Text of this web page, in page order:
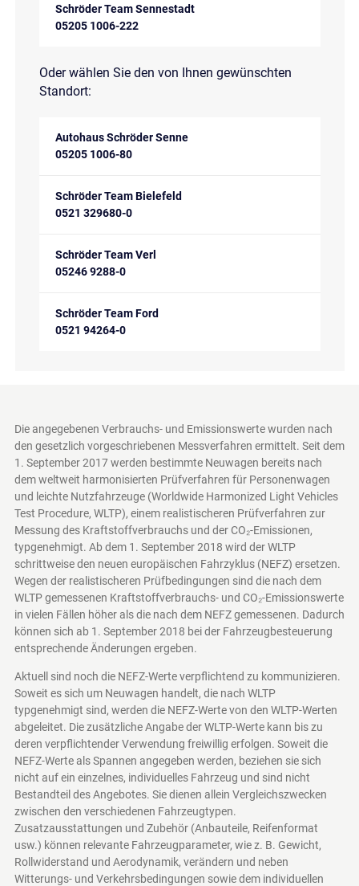
Schröder Team Sennestadt
05205 1006-222
Oder wählen Sie den von Ihnen gewünschten
Standort:
Autohaus Schröder Senne
05205 1006-80
Schröder Team Bielefeld
0521 329680-0
Schröder Team Verl
05246 9288-0
Schröder Team Ford
0521 94264-0
Die angegebenen Verbrauchs- und Emissionswerte wurden nach
den gesetzlich vorgeschriebenen Messverfahren ermittelt. Seit dem
1. September 2017 werden bestimmte Neuwagen bereits nach
dem weltweit harmonisierten Prüfverfahren für Personenwagen
und leichte Nutzfahrzeuge (Worldwide Harmonized Light Vehicles
Test Procedure, WLTP), einem realistischeren Prüfverfahren zur
Messung des Kraftstoffverbrauchs und der CO₂-Emissionen,
typgenehmigt. Ab dem 1. September 2018 wird der WLTP
schrittweise den neuen europäischen Fahrzyklus (NEFZ) ersetzen.
Wegen der realistischeren Prüfbedingungen sind die nach dem
WLTP gemessenen Kraftstoffverbrauchs- und CO₂-Emissionswerte
in vielen Fällen höher als die nach dem NEFZ gemessenen. Dadurch
können sich ab 1. September 2018 bei der Fahrzeugbesteuerung
entsprechende Änderungen ergeben.
Aktuell sind noch die NEFZ-Werte verpflichtend zu kommunizieren.
Soweit es sich um Neuwagen handelt, die nach WLTP
typgenehmigt sind, werden die NEFZ-Werte von den WLTP-Werten
abgeleitet. Die zusätzliche Angabe der WLTP-Werte kann bis zu
deren verpflichtender Verwendung freiwillig erfolgen. Soweit die
NEFZ-Werte als Spannen angegeben werden, beziehen sie sich
nicht auf ein einzelnes, individuelles Fahrzeug und sind nicht
Bestandteil des Angebotes. Sie dienen allein Vergleichszwecken
zwischen den verschiedenen Fahrzeugtypen.
Zusatzausstattungen und Zubehör (Anbauteile, Reifenformat
usw.) können relevante Fahrzeugparameter, wie z. B. Gewicht,
Rollwiderstand und Aerodynamik, verändern und neben
Witterungs- und Verkehrsbedingungen sowie dem individuellen